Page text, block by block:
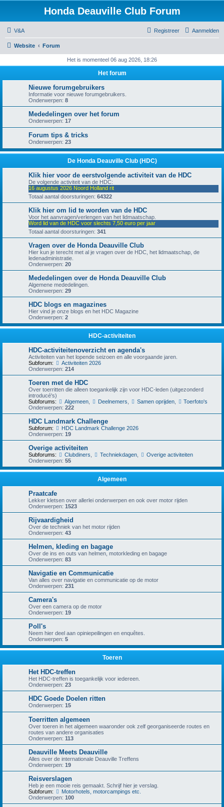
Honda Deauville Club Forum
V&A Aanmelden
Registreer
Website Forum
Het is momenteel 06 aug 2026, 18:26
Het forum
Nieuwe forumgebruikers
Informatie voor nieuwe forumgebruikers.
Onderwerpen: 8
Mededelingen over het forum
Onderwerpen: 17
Forum tips & tricks
Onderwerpen: 23
De Honda Deauville Club (HDC)
Klik hier voor de eerstvolgende activiteit van de HDC
De volgende activiteit van de HDC:
16 augustus 2026 Noord Holland rit
Totaal aantal doorsturingen: 64322
Klik hier om lid te worden van de HDC
Voor het aanvragen/verlengen van het lidmaatschap.
Word lid van de HDC voor slechts 7,50 euro per jaar
Totaal aantal doorsturingen: 341
Vragen over de Honda Deauville Club
Hier kun je terecht met al je vragen over de HDC, het lidmaatschap, de
ledenadministratie.
Onderwerpen: 20
Mededelingen over de Honda Deauville Club
Algemene mededelingen.
Onderwerpen: 29
HDC blogs en magazines
Hier vind je onze blogs en het HDC Magazine
Onderwerpen: 2
HDC-activiteiten
HDC-activiteitenoverzicht en agenda's
Activiteiten van het lopende seizoen en alle voorgaande jaren.
Subforum:
Activiteiten 2026
Onderwerpen: 214
Toeren met de HDC
Over toerritten die alleen toegankelijk zijn voor HDC-leden (uitgezonderd
introducé's)
Subforums:
Algemeen, Deelnemers Samen oprijden,
Toerfoto's
Onderwerpen: 222
HDC Landmark Challenge
Subforum:
HDC Landmark Challenge 2026
Onderwerpen: 19
Overige activiteiten
Subforums: Clubdiners Techniekdagen,
Overige activiteiten
Onderwerpen: 55
Algemeen
Praatcafe
Lekker kletsen over allerlei onderwerpen en ook over motor rijden
Onderwerpen: 1523
Rijvaardigheid
Over de techniek van het motor rijden
Onderwerpen: 43
Helmen, kleding en bagage
Over de ins en outs van helmen, motorkleding en bagage
Onderwerpen: 83
Navigatie en Communicatie
Van alles over navigatie en communicatie op de motor
Onderwerpen: 231
Camera's
Over een camera op de motor
Onderwerpen: 19
Poll's
Neem hier deel aan opiniepeilingen en enquêtes.
Onderwerpen: 5
Toeren
Het HDC-treffen
Het HDC-treffen is toegankelijk voor iedereen.
Onderwerpen: 23
HDC Goede Doelen ritten
Onderwerpen: 15
Toerritten algemeen
Over toeren in het algemeen waaronder ook zelf georganiseerde routes en
routes van andere organisaties
Onderwerpen: 113
Deauville Meets Deauville
Alles over de internationale Deauville Treffens
Onderwerpen: 19
Reisverslagen
Heb je een mooie reis gemaakt. Schrijf hier je verslag.
Subforum:
Motorhotels, motorcampings etc.
Onderwerpen: 100